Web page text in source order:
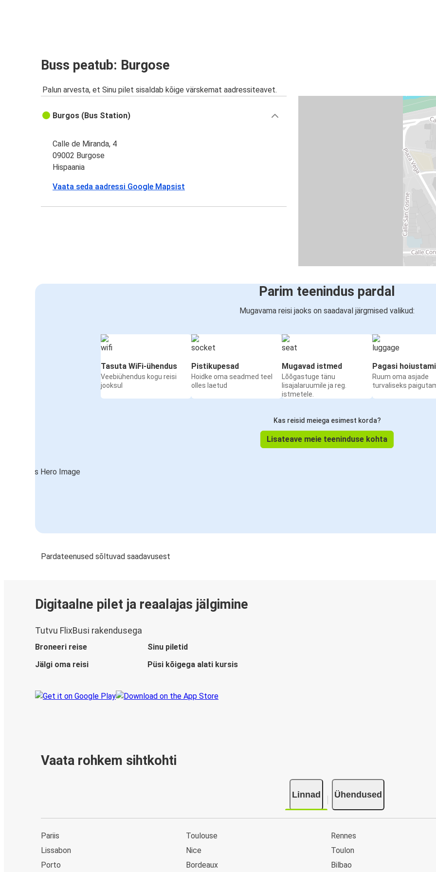
Buss peatub: Burgose
Palun arvesta, et Sinu pilet sisaldab kõige värskemat aadressiteavet.
Burgos (Bus Station)
Calle de Miranda, 4
09002 Burgose
Hispaania
Vaata seda aadressi Google Mapsist
Parim teenindus pardal
Mugavama reisi jaoks on saadaval järgmised valikud:
Tasuta WiFi-ühendus
Veebiühendus kogu reisi
jooksul
Pistikupesad
Hoidke oma seadmed teel
olles laetud
Mugavad istmed
Lõõgastuge tänu
lisajalaruumile ja reg.
istmetele.
Pagasi
Ruum oma asjade
turvaliseks
Kas reisid meiega esimest korda?
Lisateave meie teeninduse kohta
Pardateenused sõltuvad saadavusest
Digitaalne pilet ja reaalajas jälgimine
Tutvu FlixBusi rakendusega
Broneeri reise
Sinu piletid
Jälgi oma reisi
Püsi kõigega alati kursis
Vaata rohkem sihtkohti
Linnad Ühendused
Pariis
Lissabon
Porto
Toulouse
Nice
Bordeaux
Rennes
Toulon
Bilbao